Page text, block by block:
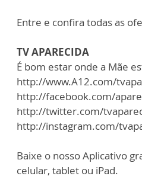
Entre e confira todas as
TV APARECIDA
É bom estar onde a Mãe
http://www.A12.com/
http://facebook.com/
http://twitter.com/
http://instagram.com/
Baixe o nosso Aplicativo
celular, tablet ou iPad.